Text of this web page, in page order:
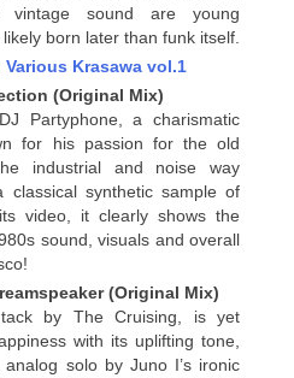
vintage sound are young
born later than funk itself.
Various Krasawa vol.1
(Original Mix)
Partyphone, a charismatic
for his passion for the old
industrial and noise way
classical synthetic sample of
video, it clearly shows the
sound, visuals and overall
(Original Mix)
by The Cruising, is yet
with its uplifting tone,
solo by Juno I’s ironic